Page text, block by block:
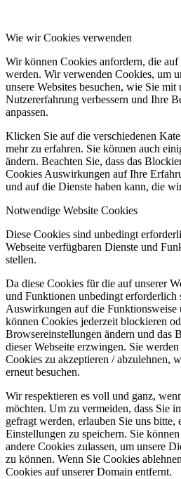
Wie wir Cookies verwenden
Wir können Cookies anfordern, die
werden. Wir verwenden Cookies, um
unsere Websites besuchen, wie Sie mit
Nutzererfahrung verbessern und Ihre
anpassen.
Klicken Sie auf die verschiedenen
mehr zu erfahren. Sie können auch
ändern. Beachten Sie, dass das
Cookies Auswirkungen auf Ihre
und auf die Dienste haben kann, die
Notwendige Website Cookies
Diese Cookies sind unbedingt
Webseite verfügbaren Dienste und
stellen.
Da diese Cookies für die auf unserer
und Funktionen unbedingt erforderlich
Auswirkungen auf die Funktionsweise
können Cookies jederzeit blockieren
Browsereinstellungen ändern und das
dieser Webseite erzwingen. Sie
Cookies zu akzeptieren / abzulehnen,
erneut besuchen.
Wir respektieren es voll und ganz,
möchten. Um zu vermeiden, dass Sie
gefragt werden, erlauben Sie uns
Einstellungen zu speichern. Sie
andere Cookies zulassen, um unsere
zu können. Wenn Sie Cookies
Cookies auf unserer Domain entfernt.